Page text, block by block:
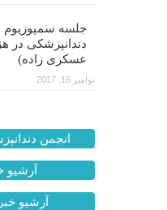
جلسه
دندانپزشکی در
عسکری زاده)
نوامبر 16, 2017
انجمن
آرشیو
آرشیو